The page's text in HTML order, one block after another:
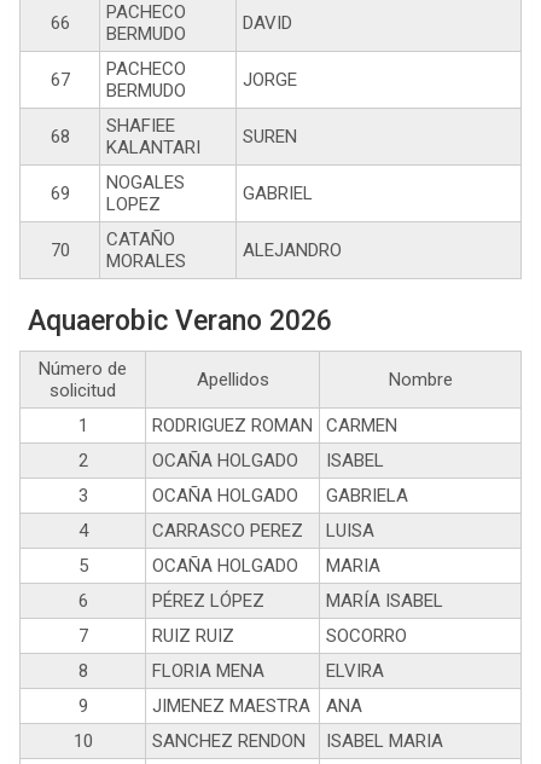
66
PACHECO
BERMUDO
DAVID
67
PACHECO
BERMUDO
JORGE
68
SHAFIEE
KALANTARI
SUREN
69
NOGALES
LOPEZ
GABRIEL
70
CATAÑO
MORALES
ALEJANDRO
Aquaerobic Verano 2026
Número de
solicitud
Apellidos Nombre
1 RODRIGUEZ ROMAN
CARMEN
2
OCAÑA HOLGADO
ISABEL
3
OCAÑA HOLGADO
GABRIELA
4
CARRASCO PEREZ
LUISA
5
OCAÑA HOLGADO
MARIA
6
PÉREZ LÓPEZ
MARÍA ISABEL
7
RUIZ RUIZ
SOCORRO
8
FLORIA MENA
ELVIRA
9
JIMENEZ MAESTRA
ANA
10
SANCHEZ RENDON ISABEL MARIA